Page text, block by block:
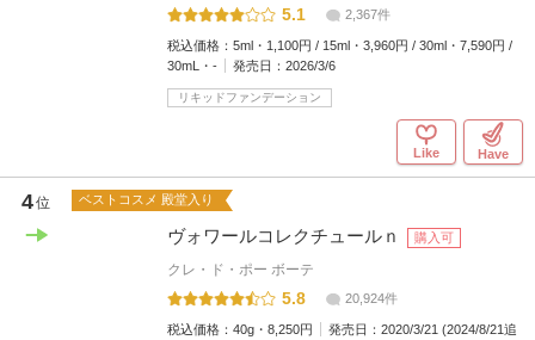
5.1 2,367件
税込価格： 5ml・1,100円 / 15ml・3,960円 / 30ml・7,590円 /
30mL・-
発売日： 2026/3/6
リキッドファンデーション
Like Have
4位 ベストコスメ 殿堂入り
ヴォワールコレクチュールｎ 購入可
クレ・ド・ポー ボーテ
5.8 20,924件
税込価格： 40g・8,250円 発売日： 2020/3/21 (2024/8/21追